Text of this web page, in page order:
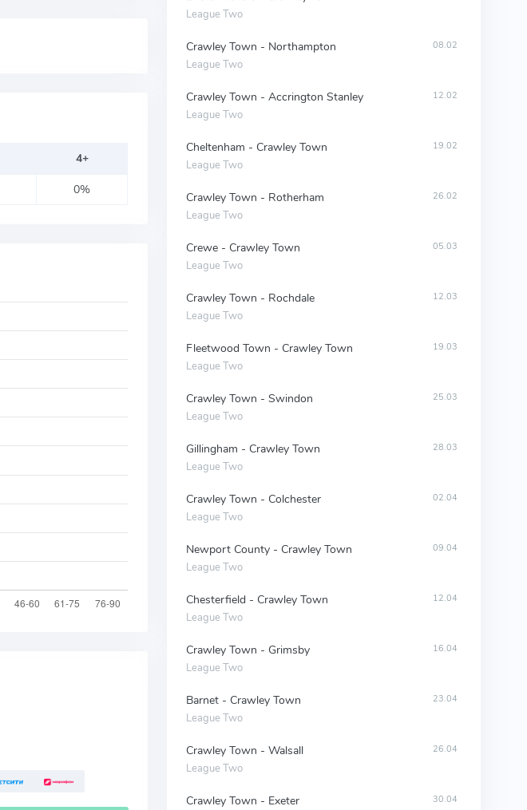
4+
0%
League Two
Crawley Town - Northampton
League Two
08.02
Crawley Town - Accrington Stanley
League Two
12.02
Cheltenham - Crawley Town
League Two
19.02
Crawley Town - Rotherham
League Two
26.02
Crewe - Crawley Town
League Two
05.03
Crawley Town - Rochdale
League Two
12.03
Fleetwood Town - Crawley Town
League Two
19.03
Crawley Town - Swindon
League Two
25.03
Gillingham - Crawley Town
League Two
28.03
Crawley Town - Colchester
League Two
02.04
Newport County - Crawley Town
League Two
09.04
Chesterfield - Crawley Town
League Two
12.04
Crawley Town - Grimsby
League Two
16.04
Barnet - Crawley Town
League Two
23.04
Crawley Town - Walsall
League Two
26.04
Crawley Town - Exeter 30.04